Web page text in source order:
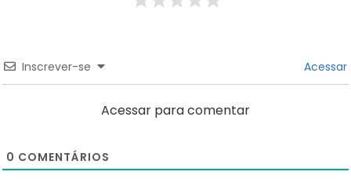
Inscrever-se Acessar
Acessar para comentar
0 COMENTÁRIOS